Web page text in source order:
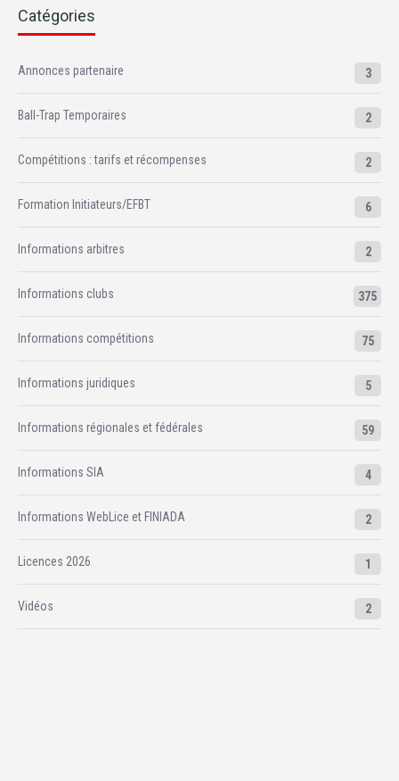
Catégories
Annonces partenaire 3
Ball-Trap Temporaires 2
Compétitions : tarifs et récompenses 2
Formation Initiateurs/EFBT 6
Informations arbitres 2
Informations clubs 375
Informations compétitions 75
Informations juridiques 5
Informations régionales et fédérales 59
Informations SIA 4
Informations WebLice et FINIADA 2
Licences 2026 1
Vidéos 2